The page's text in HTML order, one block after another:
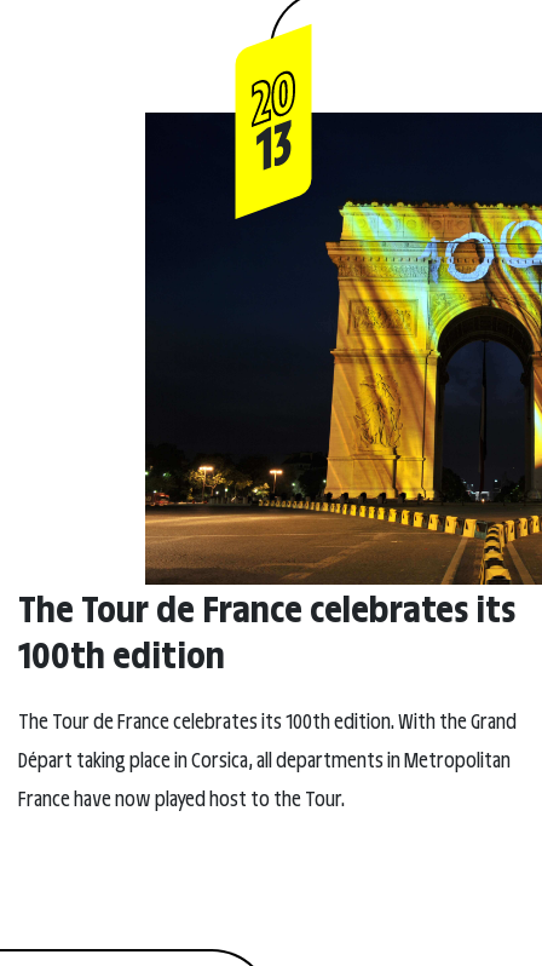
20
13
The Tour de France celebrates its
100th edition
The Tour de France celebrates its 100th edition. With the Grand
Départ taking place in Corsica, all departments in Metropolitan
France have now played host to the Tour.